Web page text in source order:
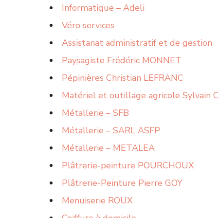
Informatique – Adeli
Véro services
Assistanat administratif et de gestion
Paysagiste Frédéric MONNET
Pépinières Christian LEFRANC
Matériel et outillage agricole Sylvain
Métallerie – SFB
Métallerie – SARL ASFP
Métallerie – METALEA
Plâtrerie-peinture POURCHOUX
Plâtrerie-Peinture Pierre GOY
Menuiserie ROUX